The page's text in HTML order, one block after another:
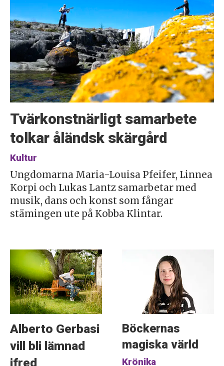
Tvärkonstnärligt samarbete
tolkar åländsk skärgård
Kultur
Ungdomarna Maria-Louisa Pfeifer, Linnea
Korpi och Lukas Lantz samarbetar med
musik, dans och konst som fångar
stämingen ute på Kobba Klintar.
Alberto Gerbasi
vill bli lämnad
ifred
Böckernas
magiska värld
Krönika